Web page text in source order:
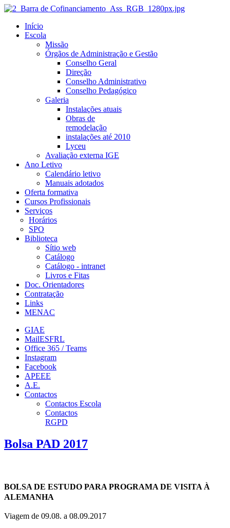
Início
Escola
Missão
Órgãos de Administração e Gestão
Conselho Geral
Direção
Conselho Administrativo
Conselho Pedagógico
Galeria
Instalações atuais
Obras de
remodelação
instalações até 2010
Lyceu
Avaliação externa IGE
Ano Letivo
Calendário letivo
Manuais adotados
Oferta formativa
Cursos Profissionais
Serviços
Horários
SPO
Biblioteca
Sítio web
Catálogo
Catálogo - intranet
Livros e Fitas
Doc. Orientadores
Contratação
Links
MENAC
GIAE
MailESFRL
Office 365 / Teams
Instagram
Facebook
APEEE
A.E.
Contactos
Contactos Escola
Contactos
RGPD
Bolsa PAD 2017
BOLSA DE ESTUDO PARA PROGRAMA DE VISITA À
ALEMANHA
Viagem de 09.08. a 08.09.2017